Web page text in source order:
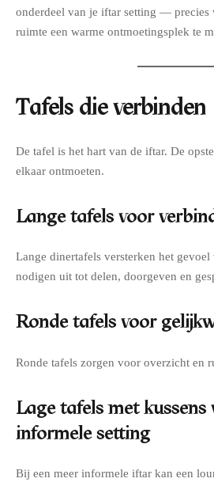
onderdeel van je iftar setting — precies
ruimte een warme ontmoetingsplek te
Tafels die verbinden
De tafel is het hart van de iftar. De
elkaar ontmoeten.
Lange tafels voor
Lange dinertafels versterken het gevoel
nodigen uit tot delen, doorgeven en
Ronde tafels voor
Ronde tafels zorgen voor overzicht en
Lage tafels met kussens
informele setting
Bij een meer informele iftar kan een